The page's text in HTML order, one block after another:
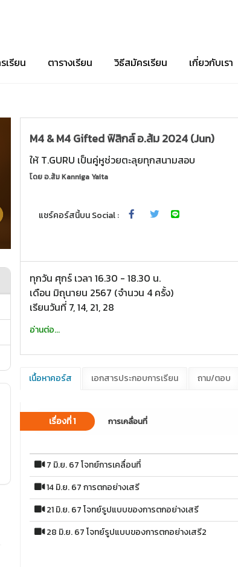
เรียน ตารางเรียน วิธีสมัครเรียน เกี่ยวกับเรา
M4 & M4 Gifted ฟิสิกส์ อ.ส้ม 2024 (Jun)
ให้ T.GURU เป็นคู่หูช่วยตะลุยทุกสนามสอบ
โดยอ.ส้ม Kanniga Yaita
แชร์คอร์สนี้บน Social :
ทุกวัน ศุกร์ เวลา 16.30 - 18.30 น.
เดือน มิถุนายน 2567 (จำนวน 4 ครั้ง)
เรียนวันที่ 7, 14, 21, 28
อ่านต่อ...
เนื้อหาคอร์ส เอกสารประกอบการเรียน ถาม/ตอบ
เรื่องที่ 1 การเคลื่อนที่
7 มิ.ย. 67 โจทย์การเคลื่อนที่
14 มิ.ย. 67 การตกอย่างเสรี
21 มิ.ย. 67 โจทย์รูปแบบของการตกอย่างเสรี
28 มิ.ย. 67 โจทย์รูปแบบของการตกอย่างเสรี2